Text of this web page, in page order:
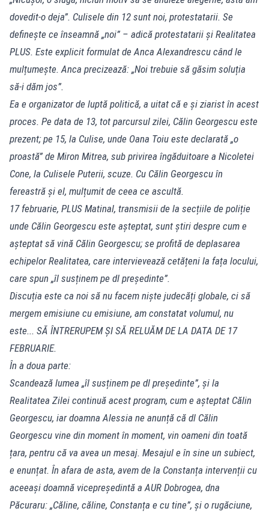
dovedit-o deja”. Culisele din 12 sunt noi, protestatarii. Se
definește ce înseamnă „noi” – adică protestatarii și Realitatea
PLUS. Este explicit formulat de Anca Alexandrescu când le
mulțumește. Anca precizează: „Noi trebuie să găsim soluția
să-i dăm jos”.
Ea e organizator de luptă politică, a uitat că e și ziarist în acest
proces. Pe data de 13, tot parcursul zilei, Călin Georgescu este
prezent; pe 15, la Culise, unde Oana Toiu este declarată „o
proastă” de Miron Mitrea, sub privirea îngăduitoare a Nicoletei
Cone, la Culisele Puterii, scuze. Cu Călin Georgescu în
fereastră și el, mulțumit de ceea ce ascultă.
17 februarie, PLUS Matinal, transmisii de la secțiile de poliție
unde Călin Georgescu este așteptat, sunt știri despre cum e
așteptat să vină Călin Georgescu; se profită de deplasarea
echipelor Realitatea, care intervievează cetățeni la fața locului,
care spun „îl susținem pe dl președinte”.
Discuția este ca noi să nu facem niște judecăți globale, ci să
mergem emisiune cu emisiune, am constatat volumul, nu
este... SĂ ÎNTRERUPEM ȘI SĂ RELUĂM DE LA DATA DE 17
FEBRUARIE.
În a doua parte:
Scandează lumea „îl susținem pe dl președinte”, și la
Realitatea Zilei continuă acest program, cum e așteptat Călin
Georgescu, iar doamna Alessia ne anunță că dl Călin
Georgescu vine din moment în moment, vin oameni din toată
țara, pentru că va avea un mesaj. Mesajul e în sine un subiect,
e enunțat. În afara de asta, avem de la Constanța intervenții cu
aceeași doamnă vicepreședintă a AUR Dobrogea, dna
Păcuraru: „Căline, căline, Constanța e cu tine”, și o rugăciune,